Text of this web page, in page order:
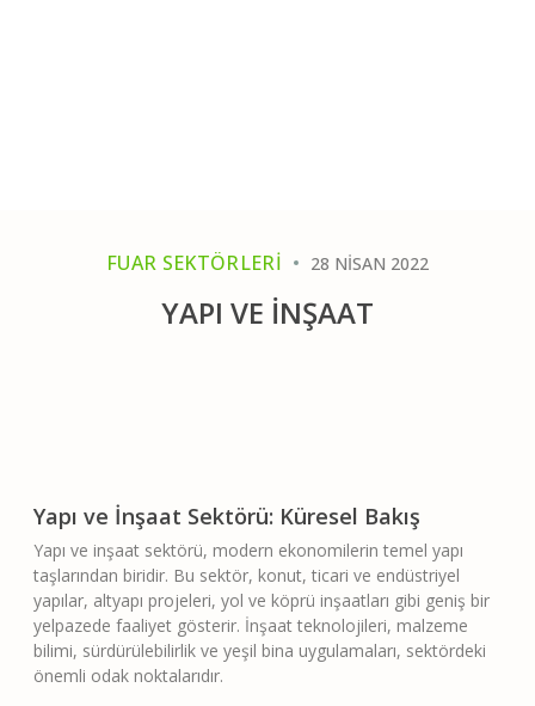
FUAR SEKTÖRLERI 28 NISAN 2022
YAPI VE İNŞAAT
Yapı ve İnşaat Sektörü: Küresel Bakış
Yapı ve inşaat sektörü, modern ekonomilerin temel yapı
taşlarından biridir. Bu sektör, konut, ticari ve endüstriyel
yapılar, altyapı projeleri, yol ve köprü inşaatları gibi geniş bir
yelpazede faaliyet gösterir. İnşaat teknolojileri, malzeme
bilimi, sürdürülebilirlik ve yeşil bina uygulamaları, sektördeki
önemli odak noktalarıdır.